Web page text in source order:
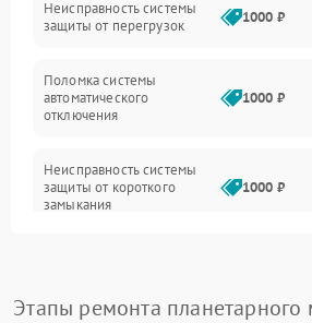
Неисправность системы
защиты от перегрузок
1000 ₽
Поломка системы
автоматического
отключения
1000 ₽
Неисправность системы
защиты от короткого
замыкания
1000 ₽
Этапы ремонта планетарного